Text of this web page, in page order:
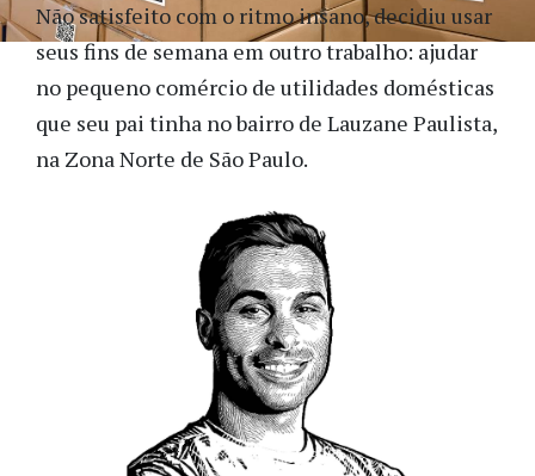
Não satisfeito com o ritmo insano, decidiu usar
seus fins de semana em outro trabalho: ajudar
no pequeno comércio de utilidades domésticas
que seu pai tinha no bairro de Lauzane Paulista,
na Zona Norte de São Paulo.